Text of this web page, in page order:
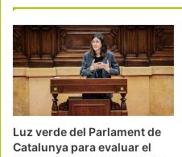
Luz verde del Parlament de
Catalunya para evaluar el